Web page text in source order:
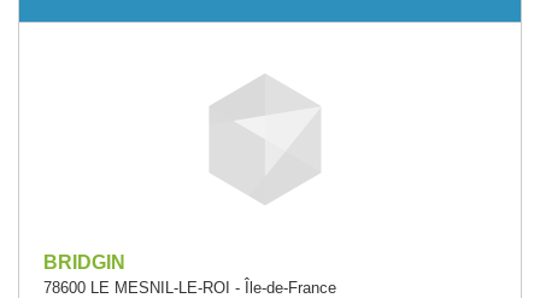
BRIDGIN
78600 LE MESNIL-LE-ROI - Île-de-France